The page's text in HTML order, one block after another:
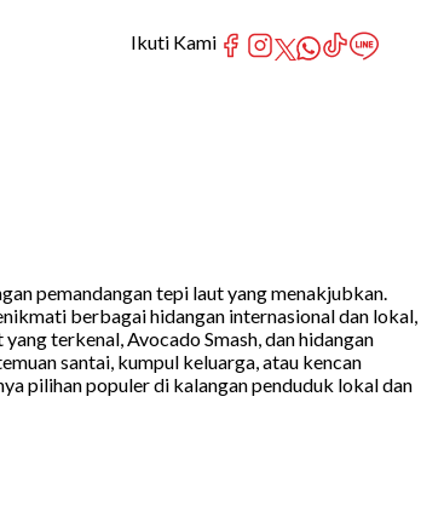
pemandangan tepi laut yang menakjubkan.
berbagai hidangan internasional dan lokal,
terkenal, Avocado Smash, dan hidangan
santai, kumpul keluarga, atau kencan
pilihan populer di kalangan penduduk lokal dan
Ikuti Kami